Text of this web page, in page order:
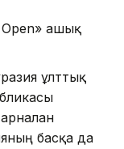
ашық
ұлттық
басқа да